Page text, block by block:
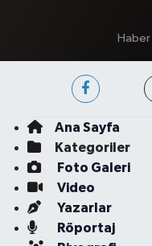
Haber
Ana Sayfa
Kategoriler
Foto Galeri
Video
Yazarlar
Röportaj